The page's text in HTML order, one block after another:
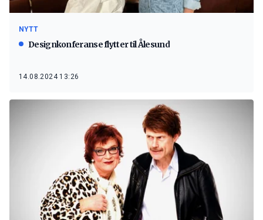
NYTT
Designkonferanse flytter til Ålesund
14.08.2024 13:26